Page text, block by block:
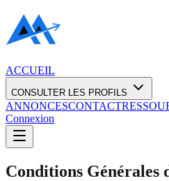
ACCUEIL
CONSULTER LES PROFILS
ANNONCESCONTACT
Connexion
Conditions Générales